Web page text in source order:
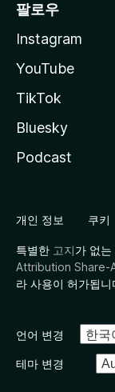
팔로우
Instagram
YouTube
TikTok
Bluesky
Podcast
개인 정보 쿠키
특별한 고지가 없
Attribution Share-
라 사용이 허가됩니
언어 변경
테마 변경